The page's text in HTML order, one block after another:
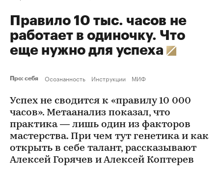
Правило 10 тыс. часов не
работает в одиночку. Что
еще нужно для успеха
Про: себя Осознанность Инструкции МИФ
Успех не сводится к «правилу 10 000
часов». Метаанализ показал, что
практика — лишь один из факторов
мастерства. При чем тут генетика и как
открыть в себе талант, рассказывают
Алексей Горячев и Алексей Коптерев